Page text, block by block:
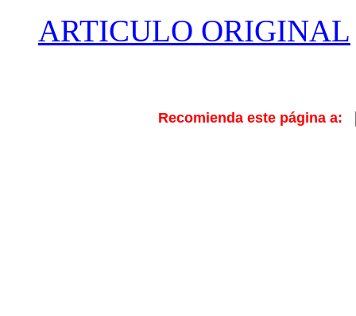
ARTICULO ORIGINAL
Recomienda este página a: